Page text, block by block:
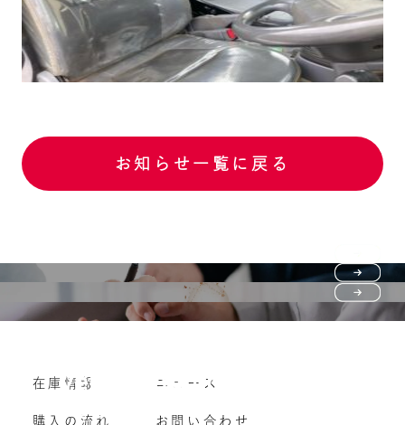
お知らせ一覧に戻る
購入の流れ
よくいただくご質問
Vehicle purchase
車両買い取り
在庫情報
購入の流れ
ニュース
お問い合わせ